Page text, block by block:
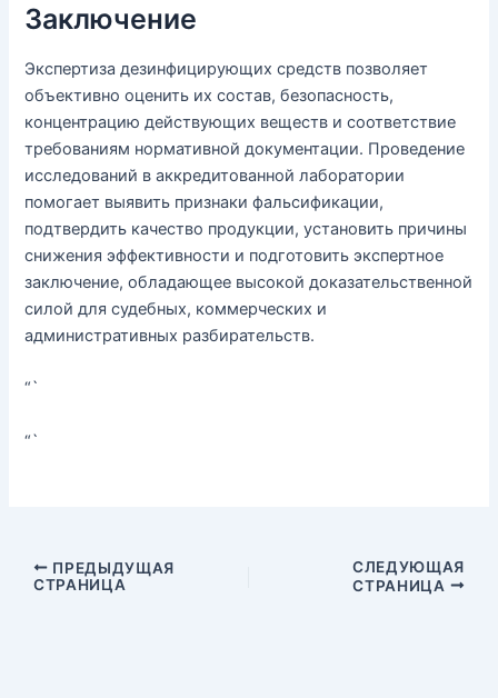
Заключение
Экспертиза дезинфицирующих средств позволяет
объективно оценить их состав, безопасность,
концентрацию действующих веществ и соответствие
требованиям нормативной документации. Проведение
исследований в аккредитованной лаборатории
помогает выявить признаки фальсификации,
подтвердить качество продукции, установить причины
снижения эффективности и подготовить экспертное
заключение, обладающее высокой доказательственной
силой для судебных, коммерческих и
административных разбирательств.
“`
“`
ПРЕДЫДУЩАЯ
СТРАНИЦА
СЛЕДУЮЩАЯ
СТРАНИЦА